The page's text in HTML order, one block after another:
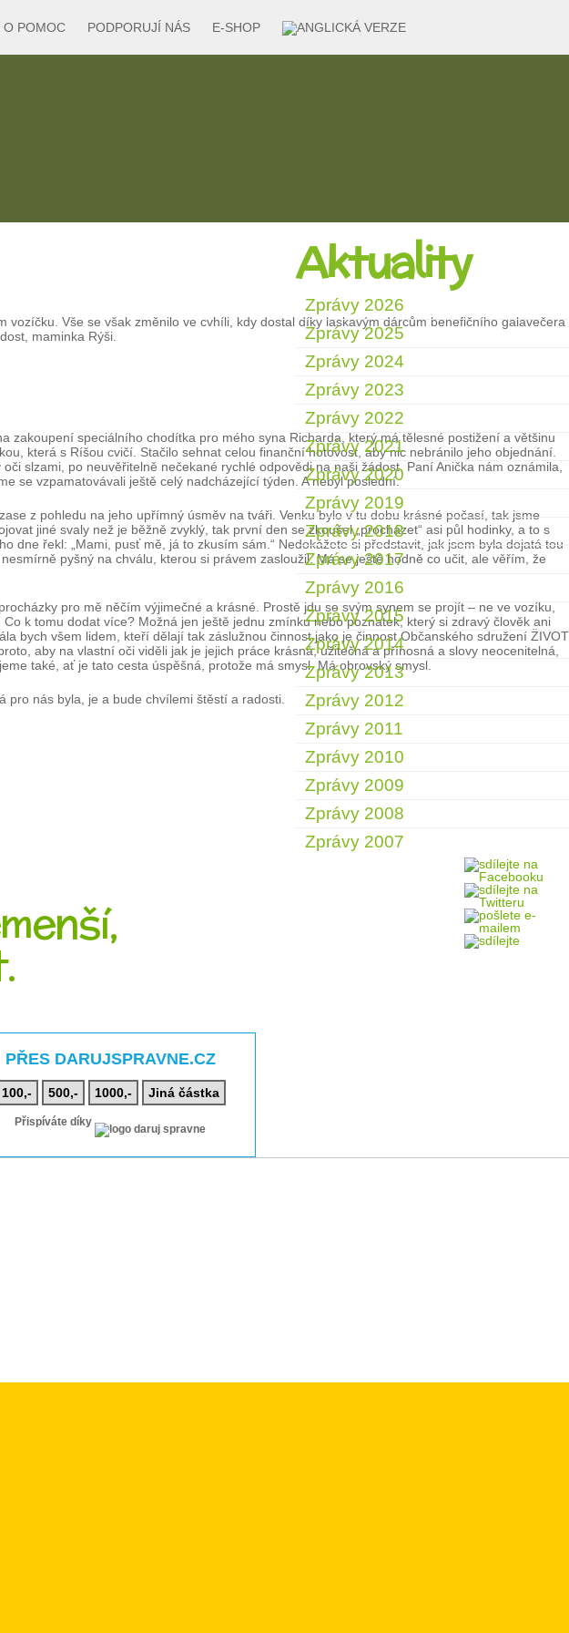
E-SHOP
PODPORUJÍ NÁS
O POMOC
Vše se však změnilo ve cvhíli, kdy dostal díky laskavým dárcům benefičního galavečera
maminka Rýši.
zakoupení speciálního chodítka pro mého syna Richarda, který má tělesné postižení a většinu
která s Ríšou cvičí. Stačilo sehnat celou finanční hotovost, aby nic nebránilo jeho objednání.
slzami, po neuvěřitelně nečekané rychlé odpovědi na naši žádost. Paní Anička nám oznámila,
se vzpamatovávali ještě celý nadcházející týden. A nebyl poslední.
z pohledu na jeho upřímný úsměv na tváři. Venku bylo v tu dobu krásné počasí, tak jsme
jiné svaly než je běžně zvyklý, tak první den se zkoušel „procházet“ asi půl hodinky, a to s
dne řekl: „Mami, pusť mě, já to zkusím sám.“ Nedokážete si představit, jak jsem byla dojatá tou
pyšný na chválu, kterou si právem zasloužil. Má se ještě hodně co učit, ale věřím, že
pro mě něčím výjimečné a krásné. Prostě jdu se svým synem se projít – ne ve vozíku,
k tomu dodat více? Možná jen ještě jednu zmínku nebo poznatek, který si zdravý člověk ani
bych všem lidem, kteří dělají tak záslužnou činnost jako je činnost Občanského sdružení ŽIVOT
aby na vlastní oči viděli jak je jejich práce krásná, užitečná a přínosná a slovy neocenitelná,
také, ať je tato cesta úspěšná, protože má smysl. Má obrovský smysl.
pro nás byla, je a bude chvílemi štěstí a radosti.
Aktuality
Zprávy 2026
Zprávy 2025
Zprávy 2024
Zprávy 2023
Zprávy 2022
Zprávy 2021
Zprávy 2020
Zprávy 2019
Zprávy 2018
Zprávy 2017
Zprávy 2016
Zprávy 2015
Zprávy 2014
Zprávy 2013
Zprávy 2012
Zprávy 2011
Zprávy 2010
Zprávy 2009
Zprávy 2008
Zprávy 2007
PŘES DARUJSPRAVNE.CZ
100,- 500,- 1000,- Jiná částka
Přispíváte díky